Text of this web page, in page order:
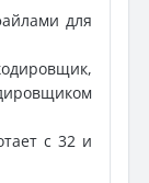
для
с 32 и